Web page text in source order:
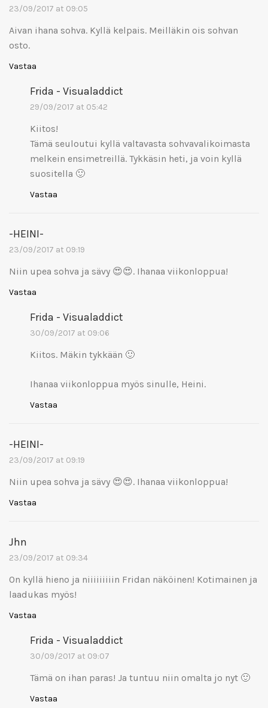
23/09/2017 at 09:05
Aivan ihana sohva. Kyllä kelpais. Meilläkin ois sohvan
osto.
Vastaa
Frida - Visualaddict
29/09/2017 at 05:42
Kiitos!
Tämä seuloutui kyllä valtavasta sohvavalikoimasta
melkein ensimetreillä. Tykkäsin heti, ja voin kyllä
suositella 🙂
Vastaa
-HEINI-
23/09/2017 at 09:19
Niin upea sohva ja sävy 😍😍. Ihanaa viikonloppua!
Vastaa
Frida - Visualaddict
30/09/2017 at 09:06
Kiitos. Mäkin tykkään 🙂
Ihanaa viikonloppua myös sinulle, Heini.
Vastaa
-HEINI-
23/09/2017 at 09:19
Niin upea sohva ja sävy 😍😍. Ihanaa viikonloppua!
Vastaa
Jhn
23/09/2017 at 09:34
On kyllä hieno ja niiiiiiiiin Fridan näköinen! Kotimainen ja
laadukas myös!
Vastaa
Frida - Visualaddict
30/09/2017 at 09:07
Tämä on ihan paras! Ja tuntuu niin omalta jo nyt 🙂
Vastaa